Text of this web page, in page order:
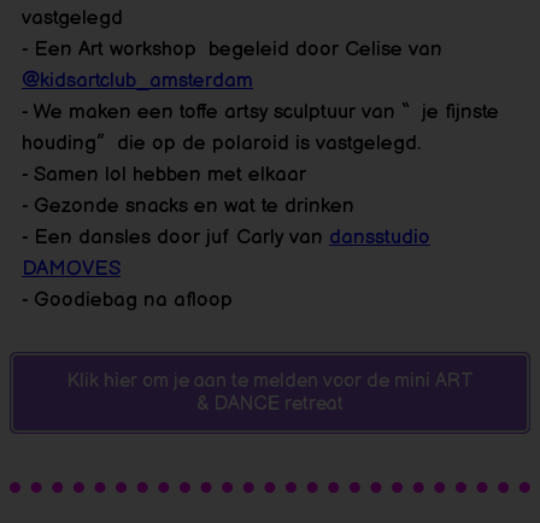
vastgelegd
- Een Art workshop begeleid door Celise van
@kidsartclub_amsterdam
- We maken een toffe artsy sculptuur van “ je fijnste
houding” die op de polaroid is vastgelegd.
- Samen lol hebben met elkaar
- Gezonde snacks en wat te drinken
- Een dansles door juf Carly van dansstudio
DAMOVES
- Goodiebag na afloop
Klik hier om je aan te melden voor de mini ART
& DANCE retreat